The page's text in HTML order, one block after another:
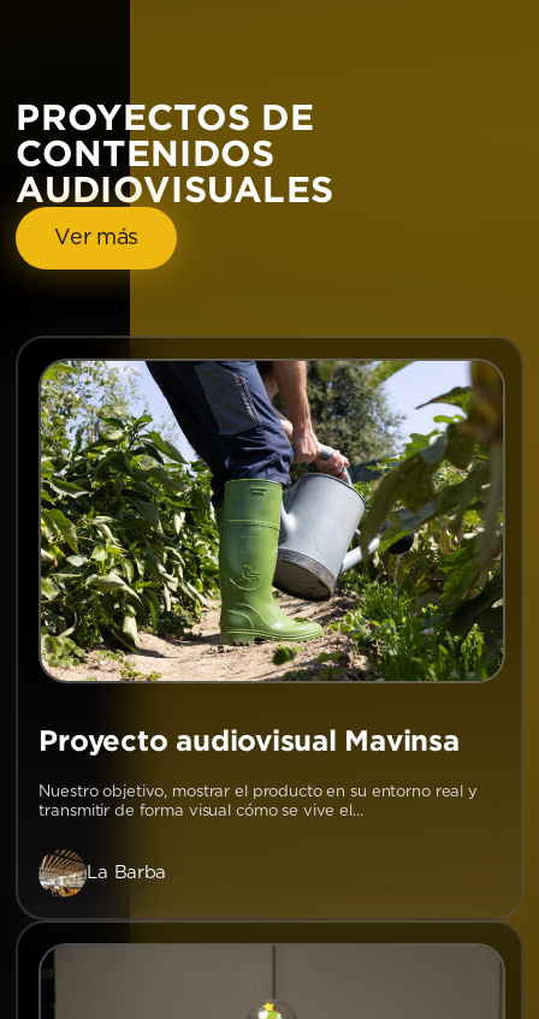
PROYECTOS DE
CONTENIDOS
AUDIOVISUALES
Ver más
Proyecto audiovisual Mavinsa
Nuestro objetivo, mostrar el producto en su entorno real y
transmitir de forma visual cómo se vive el…
La Barba